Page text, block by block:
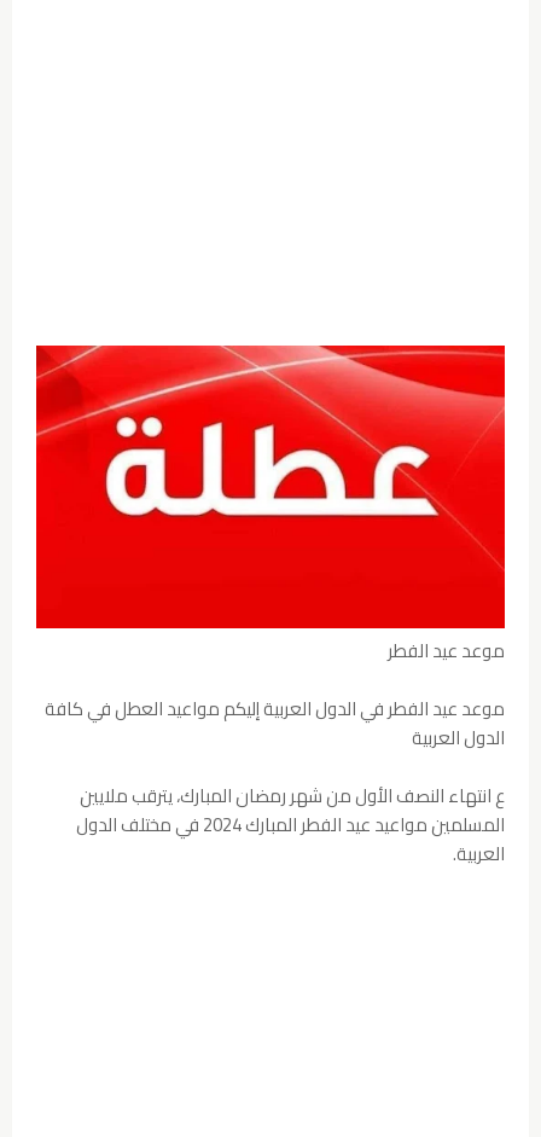
موعد عيد الفطر
موعد عيد الفطر في الدول العربية إليكم مواعيد العطل في كافة
الدول العربية
ع انتهاء النصف الأول من شهر رمضان المبارك، يترقب ملايين
المسلمين مواعيد عيد الفطر المبارك 2024 في مختلف الدول
العربية.